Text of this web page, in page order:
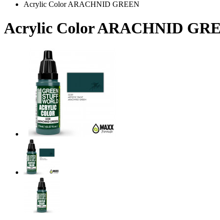
Acrylic Color ARACHNID GREEN
Acrylic Color ARACHNID